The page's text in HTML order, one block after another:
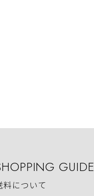
GUIDE
料について